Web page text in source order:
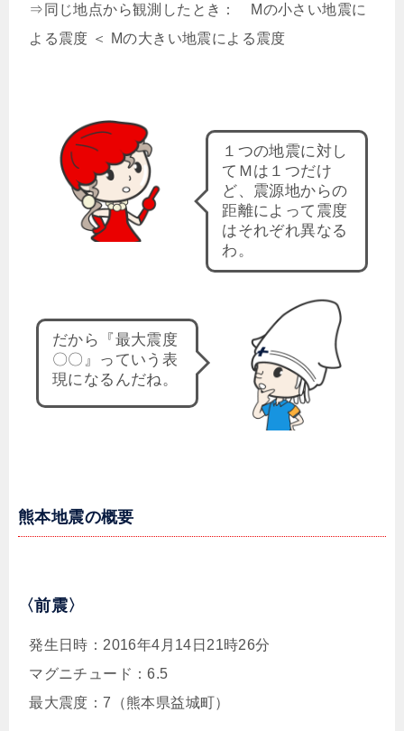
⇒同じ地点から観測したとき： Mの小さい地震に
よる震度 ＜ Mの大きい地震による震度
１つの地震に対し
てＭは１つだけ
ど、震源地からの
距離によって震度
はそれぞれ異なる
わ。
だから『最大震度
〇〇』っていう表
現になるんだね。
熊本地震の概要
〈前震〉
発生日時：2016年4月14日21時26分
マグニチュード：6.5
最大震度：7（熊本県益城町）